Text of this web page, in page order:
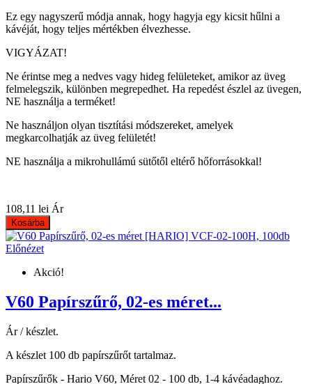
Ez egy nagyszerű módja annak, hogy hagyja egy kicsit hűlni a
kávéját, hogy teljes mértékben élvezhesse.
VIGYÁZAT!
Ne érintse meg a nedves vagy hideg felületeket, amikor az üveg
felmelegszik, különben megrepedhet. Ha repedést észlel az üvegen,
NE használja a terméket!
Ne használjon olyan tisztítási módszereket, amelyek
megkarcolhatják az üveg felületét!
NE használja a mikrohullámú sütőtől eltérő hőforrásokkal!
108,11 lei Ár
Kosárba
Előnézet
Akció!
V60 Papírszűrő, 02-es méret...
Ár / készlet.
A készlet 100 db papírszűrőt tartalmaz.
Papírszűrők - Hario V60, Méret 02 - 100 db, 1-4 kávéadaghoz.